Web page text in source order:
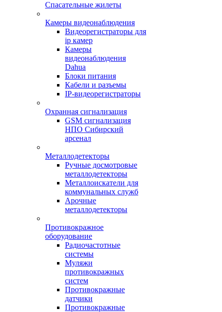
Спасательные жилеты
Камеры видеонаблюдения
Видеорегистраторы для
ip камер
Камеры
видеонаблюдения
Dahua
Блоки питания
Кабели и разъемы
IP-видеорегистраторы
Охранная сигнализация
GSM сигнализация
НПО Сибирский
арсенал
Металлодетекторы
Ручные досмотровые
металлодетекторы
Металлоискатели для
коммунальных служб
Арочные
металлодетекторы
Противокражное
оборудование
Радиочастотные
системы
Муляжи
противокражных
систем
Противокражные
датчики
Противокражные